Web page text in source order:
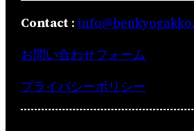
Contact :
お問い合わせフォーム
プライバシーポリシー